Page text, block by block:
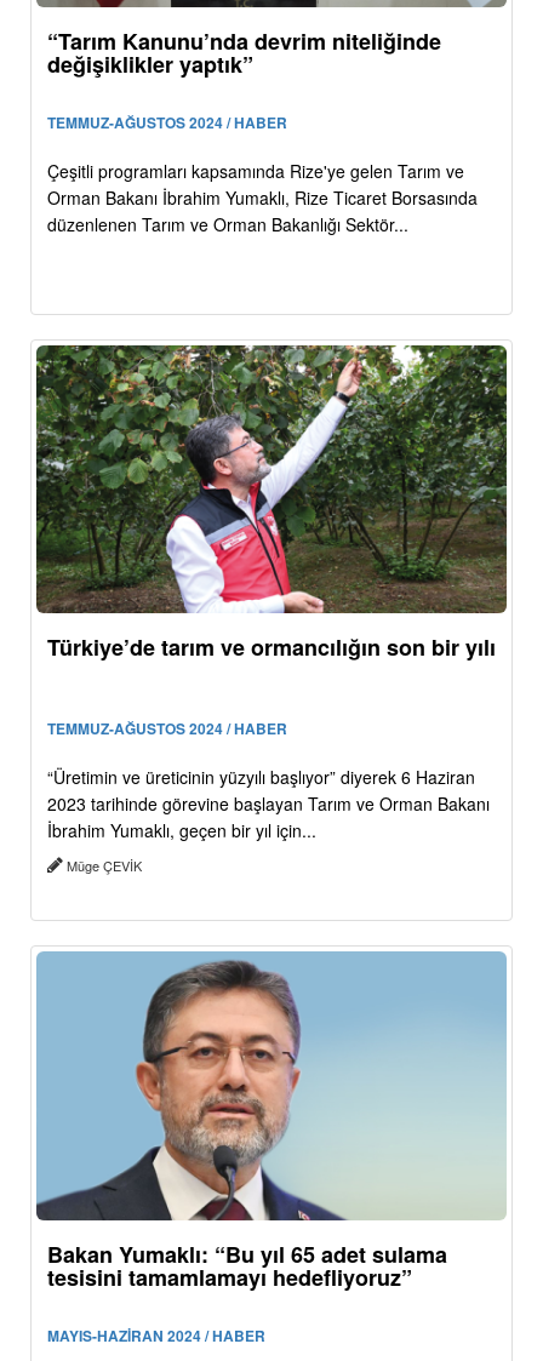
“Tarım Kanunu’nda devrim niteliğinde
değişiklikler yaptık”
TEMMUZ-AĞUSTOS 2024 / HABER
Çeşitli programları kapsamında Rize'ye gelen Tarım ve
Orman Bakanı İbrahim Yumaklı, Rize Ticaret Borsasında
düzenlenen Tarım ve Orman Bakanlığı Sektör...
Türkiye’de tarım ve ormancılığın son bir yılı
TEMMUZ-AĞUSTOS 2024 / HABER
“Üretimin ve üreticinin yüzyılı başlıyor” diyerek 6 Haziran
2023 tarihinde görevine başlayan Tarım ve Orman Bakanı
İbrahim Yumaklı, geçen bir yıl için...
Müge ÇEVİK
Bakan Yumaklı: “Bu yıl 65 adet sulama
tesisini tamamlamayı hedefliyoruz”
MAYIS-HAZİRAN 2024 / HABER